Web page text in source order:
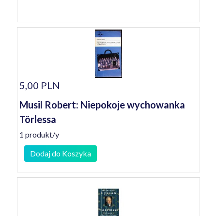
5,00 PLN
Musil Robert: Niepokoje wychowanka
Törlessa
1 produkt/y
Dodaj do Koszyka